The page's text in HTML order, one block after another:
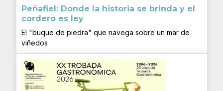
Peñafiel: Donde la historia se brinda y el
cordero es ley
El "buque de piedra" que navega sobre un mar de
viñedos